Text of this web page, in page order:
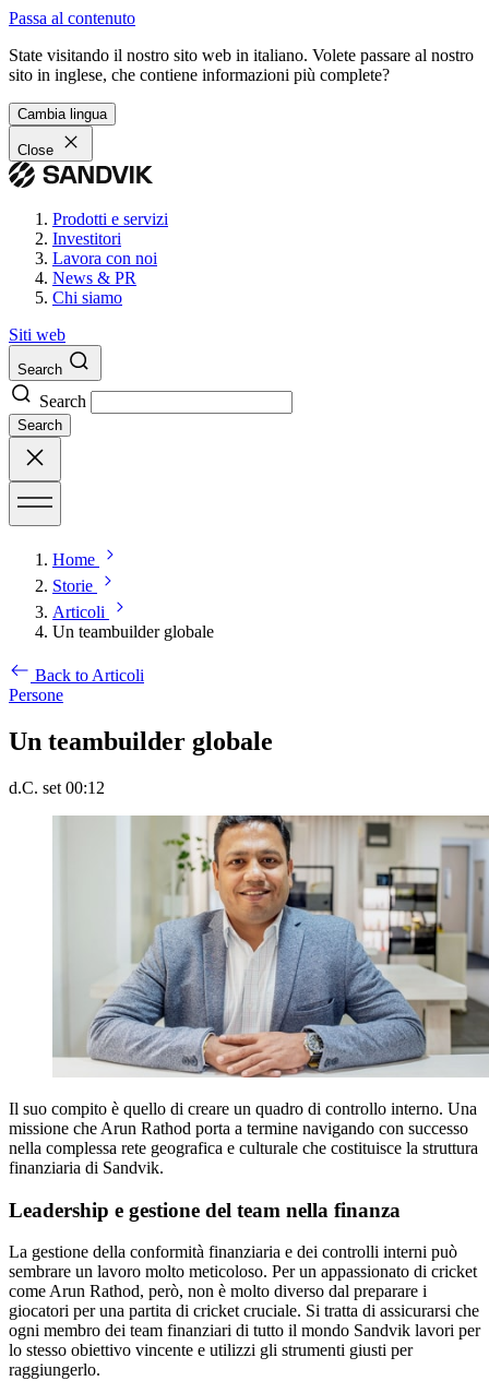
Passa al contenuto
State visitando il nostro sito web in italiano. Volete passare al nostro
sito in inglese, che contiene informazioni più complete?
Cambia lingua
Close
Prodotti e servizi
Investitori
Lavora con noi
News & PR
Chi siamo
Siti web
Search
Search
Search
Home
Storie
Articoli
Un teambuilder globale
Back to Articoli
Persone
Un teambuilder globale
d.C. set 00:12
Il suo compito è quello di creare un quadro di controllo interno. Una
missione che Arun Rathod porta a termine navigando con successo
nella complessa rete geografica e culturale che costituisce la struttura
finanziaria di Sandvik.
Leadership e gestione del team nella finanza
La gestione della conformità finanziaria e dei controlli interni può
sembrare un lavoro molto meticoloso. Per un appassionato di cricket
come Arun Rathod, però, non è molto diverso dal preparare i
giocatori per una partita di cricket cruciale. Si tratta di assicurarsi che
ogni membro dei team finanziari di tutto il mondo Sandvik lavori per
lo stesso obiettivo vincente e utilizzi gli strumenti giusti per
raggiungerlo.